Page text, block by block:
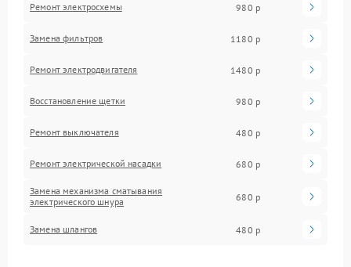
Ремонт электросхемы 980 р
Замена фильтров 1180 р
Ремонт электродвигателя 1480 р
Восстановление щетки 980 р
Ремонт выключателя 480 р
Ремонт электрической насадки 680 р
Замена механизма сматывания
электрического шнура
680 р
Замена шлангов 480 р